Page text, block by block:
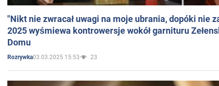
"Nikt nie zwracał uwagi na moje ubrania, dopóki nie
2025 wyśmiewa kontrowersje wokół garnituru
Domu
Rozrywka03.03.2025 15:53 23